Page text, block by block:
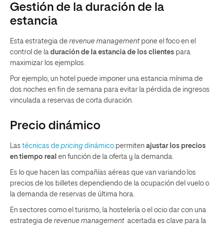
Gestión de la duración de la
estancia
Esta estrategia de revenue management pone el foco en el
control de la duración de la estancia de los clientes para
maximizar los ejemplos.
Por ejemplo, un hotel puede imponer una estancia mínima de
dos noches en fin de semana para evitar la pérdida de ingresos
vinculada a reservas de corta duración.
Precio dinámico
Las técnicas de pricing dinámico permiten ajustar los precios
en tiempo real en función de la oferta y la demanda.
Es lo que hacen las compañías aéreas que van variando los
precios de los billetes dependiendo de la ocupación del vuelo o
la demanda de reservas de última hora.
En sectores como el turismo, la hostelería o el ocio dar con una
estrategia de revenue management acertada es clave para la